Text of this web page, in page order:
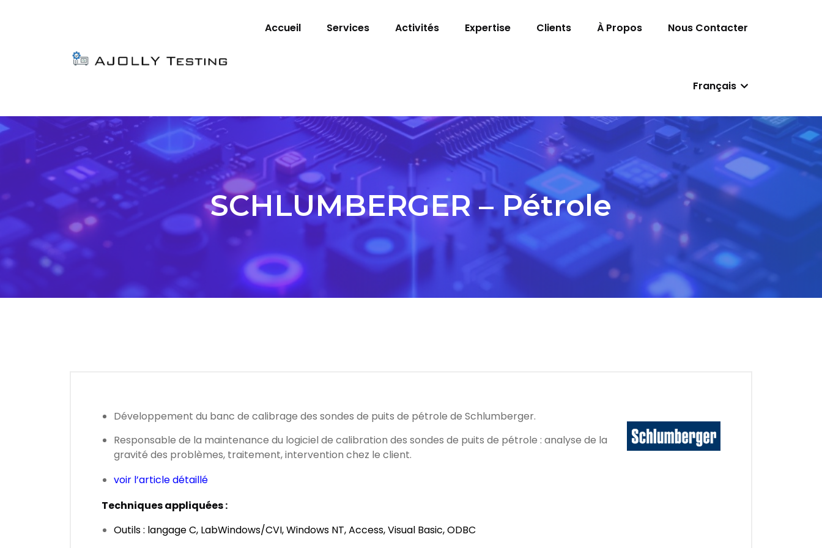
Accueil Services Activités Expertise Clients À Propos Nous Contacter
Français
SCHLUMBERGER – Pétrole
Développement du banc de calibrage des sondes de puits de pétrole de Schlumberger.
Responsable de la maintenance du logiciel de calibration des sondes de puits de pétrole : analyse de la
gravité des problèmes, traitement, intervention chez le client.
voir l’article détaillé
Techniques appliquées :
Outils : langage C, LabWindows/CVI, Windows NT, Access, Visual Basic,ODBC